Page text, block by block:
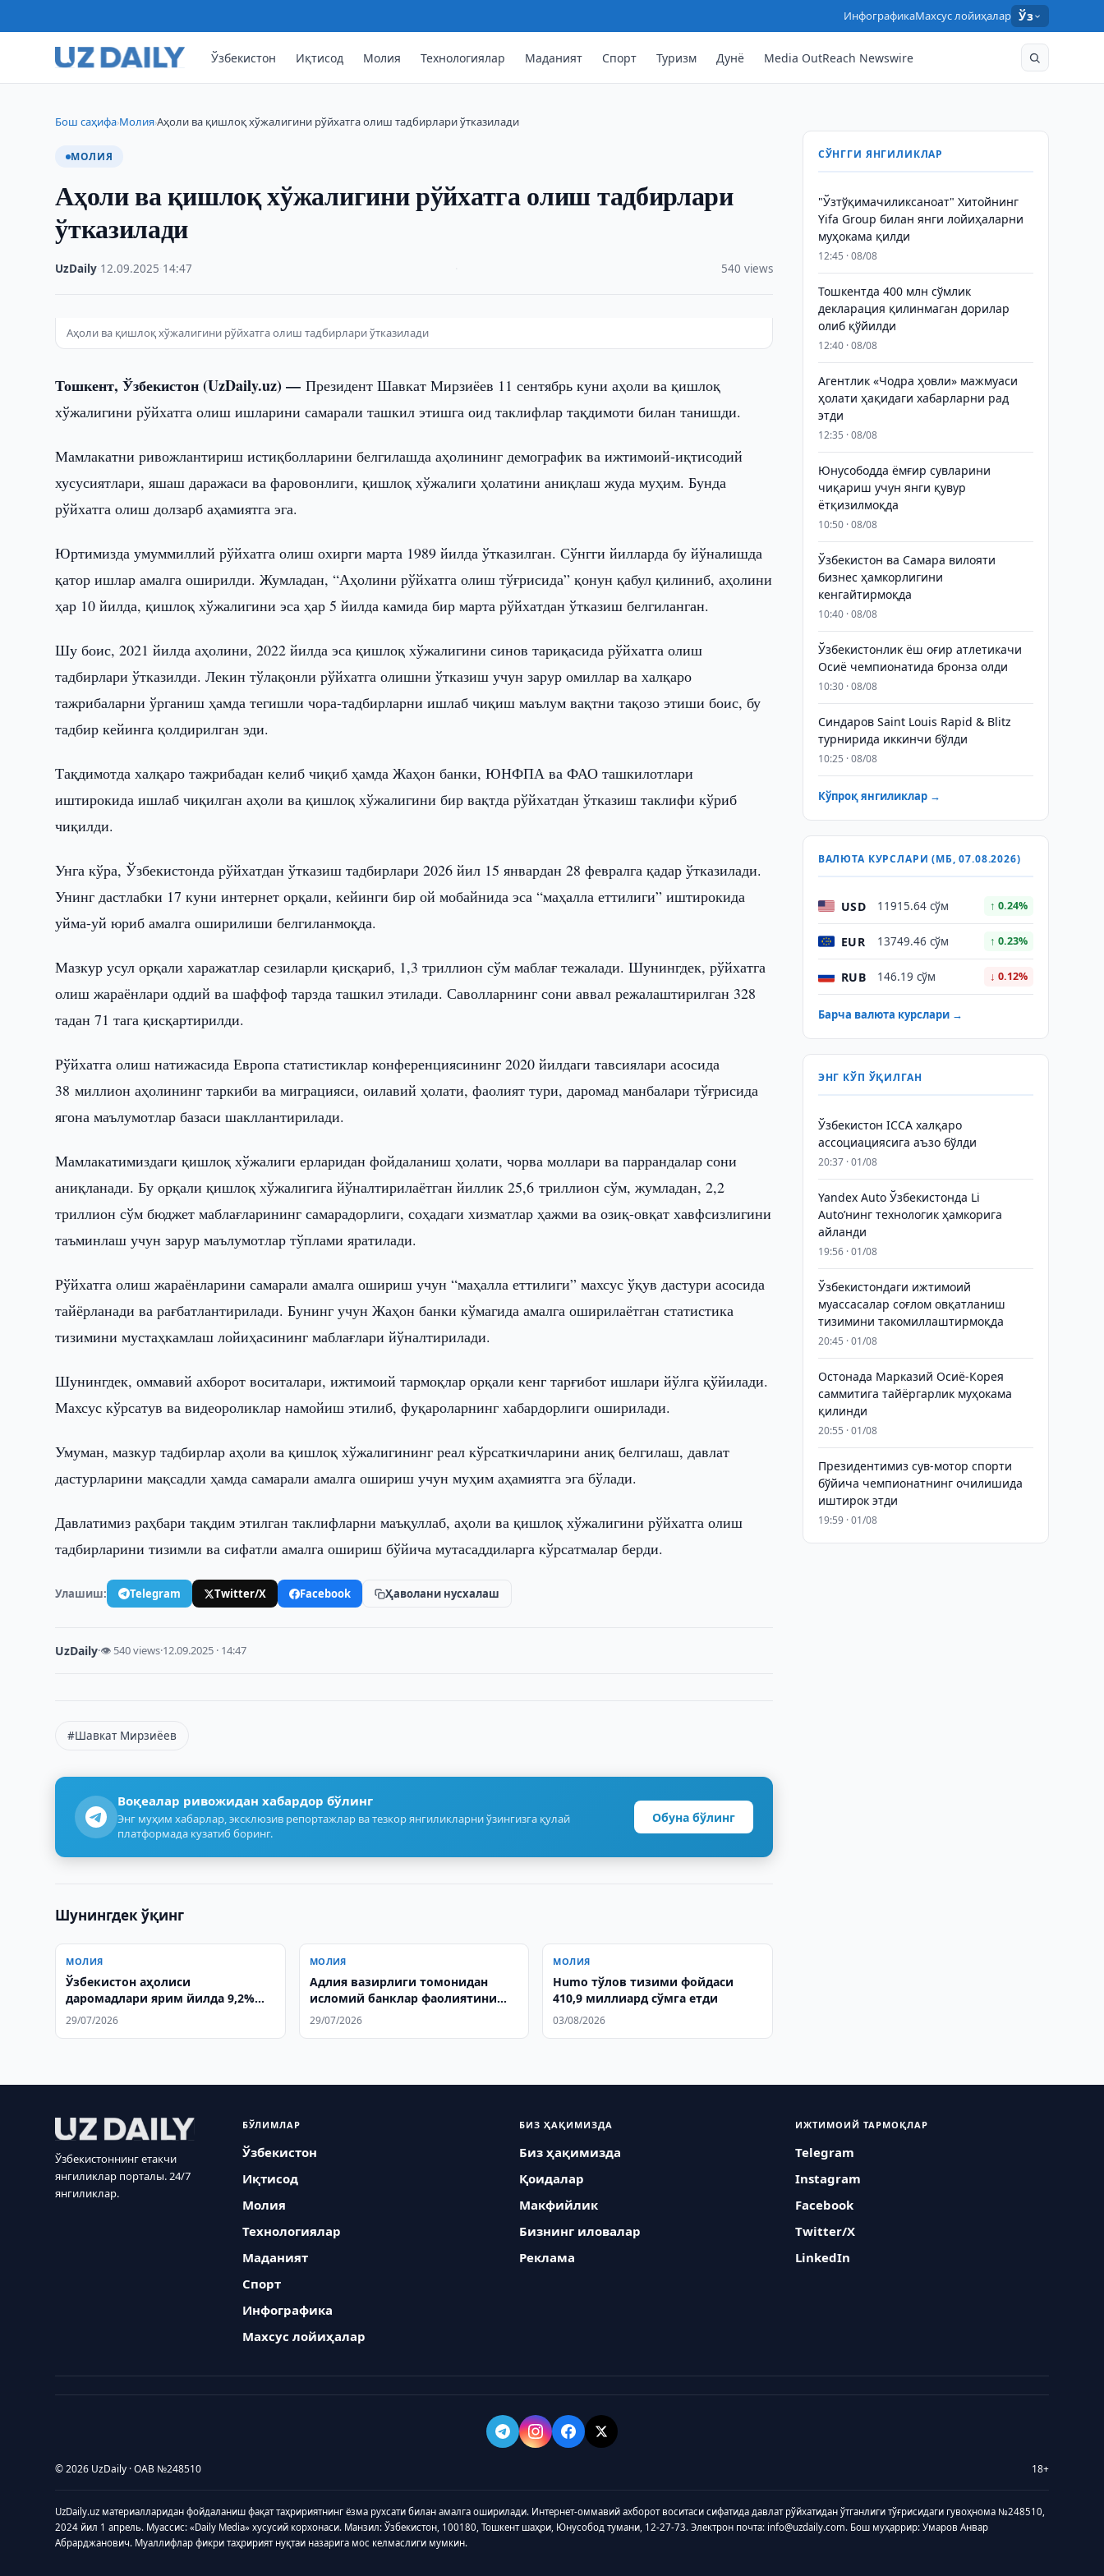
ИнфографикаМахсус лойиҳалар Ўз
Ўзбекистон Иқтисод Молия Технологиялар Маданият Спорт Туризм Дунё Media OutReach Newswire
Бош саҳифа›Молия›Аҳоли ва қишлоқ хўжалигини рўйхатга олиш тадбирлари ўтказилади
МОЛИЯ
Аҳоли ва қишлоқ хўжалигини рўйхатга олиш тадбирлари
ўтказилади
UzDaily 12.09.2025 14:47 540 views
Аҳоли ва қишлоқ хўжалигини рўйхатга олиш тадбирлари ўтказилади
Тошкент, Ўзбекистон (UzDaily.uz) —Президент Шавкат Мирзиёев 11 сентябрь куни аҳоли ва қишлоқ
хўжалигини рўйхатга олиш ишларини самарали ташкил этишга оид таклифлар тақдимоти билан танишди.
Мамлакатни ривожлантириш истиқболларини белгилашда аҳолининг демографик ва ижтимоий-иқтисодий
хусусиятлари, яшаш даражаси ва фаровонлиги, қишлоқ хўжалиги ҳолатини аниқлаш жуда муҳим. Бунда
рўйхатга олиш долзарб аҳамиятга эга.
Юртимизда умуммиллий рўйхатга олиш охирги марта 1989 йилда ўтказилган. Сўнгги йилларда бу йўналишда
қатор ишлар амалга оширилди. Жумладан, “Аҳолини рўйхатга олиш тўғрисида” қонун қабул қилиниб, аҳолини
ҳар 10 йилда, қишлоқ хўжалигини эса ҳар 5 йилда камида бир марта рўйхатдан ўтказиш белгиланган.
Шу боис, 2021 йилда аҳолини, 2022 йилда эса қишлоқ хўжалигини синов тариқасида рўйхатга олиш
тадбирлари ўтказилди. Лекин тўлақонли рўйхатга олишни ўтказиш учун зарур омиллар ва халқаро
тажрибаларни ўрганиш ҳамда тегишли чора-тадбирларни ишлаб чиқиш маълум вақтни тақозо этиши боис, бу
тадбир кейинга қолдирилган эди.
Тақдимотда халқаро тажрибадан келиб чиқиб ҳамда Жаҳон банки, ЮНФПА ва ФАО ташкилотлари
иштирокида ишлаб чиқилган аҳоли ва қишлоқ хўжалигини бир вақтда рўйхатдан ўтказиш таклифи кўриб
чиқилди.
Унга кўра, Ўзбекистонда рўйхатдан ўтказиш тадбирлари 2026 йил 15 январдан 28 февралга қадар ўтказилади.
Унинг дастлабки 17 куни интернет орқали, кейинги бир ой мобайнида эса “маҳалла еттилиги” иштирокида
уйма-уй юриб амалга оширилиши белгиланмоқда.
Мазкур усул орқали харажатлар сезиларли қисқариб, 1,3 триллион сўм маблағ тежалади. Шунингдек, рўйхатга
олиш жараёнлари оддий ва шаффоф тарзда ташкил этилади. Саволларнинг сони аввал режалаштирилган 328
тадан 71 тага қисқартирилди.
Рўйхатга олиш натижасида Европа статистиклар конференциясининг 2020 йилдаги тавсиялари асосида
38 миллион аҳолининг таркиби ва миграцияси, оилавий ҳолати, фаолият тури, даромад манбалари тўғрисида
ягона маълумотлар базаси шакллантирилади.
Мамлакатимиздаги қишлоқ хўжалиги ерларидан фойдаланиш ҳолати, чорва моллари ва паррандалар сони
аниқланади. Бу орқали қишлоқ хўжалигига йўналтирилаётган йиллик 25,6 триллион сўм, жумладан, 2,2
триллион сўм бюджет маблағларининг самарадорлиги, соҳадаги хизматлар ҳажми ва озиқ-овқат хавфсизлигини
таъминлаш учун зарур маълумотлар тўплами яратилади.
Рўйхатга олиш жараёнларини самарали амалга ошириш учун “маҳалла еттилиги” махсус ўқув дастури асосида
тайёрланади ва рағбатлантирилади. Бунинг учун Жаҳон банки кўмагида амалга оширилаётган статистика
тизимини мустаҳкамлаш лойиҳасининг маблағлари йўналтирилади.
Шунингдек, оммавий ахборот воситалари, ижтимоий тармоқлар орқали кенг тарғибот ишлари йўлга қўйилади.
Махсус кўрсатув ва видеороликлар намойиш этилиб, фуқароларнинг хабардорлиги оширилади.
Умуман, мазкур тадбирлар аҳоли ва қишлоқ хўжалигининг реал кўрсаткичларини аниқ белгилаш, давлат
дастурларини мақсадли ҳамда самарали амалга ошириш учун муҳим аҳамиятга эга бўлади.
Давлатимиз раҳбари тақдим этилган таклифларни маъқуллаб, аҳоли ва қишлоқ хўжалигини рўйхатга олиш
тадбирларини тизимли ва сифатли амалга ошириш бўйича мутасаддиларга кўрсатмалар берди.
Улашиш: Telegram Twitter/X Facebook Ҳаволани нусхалаш
UzDaily·👁 540 views·12.09.2025 · 14:47
#Шавкат Мирзиёев
Воқеалар ривожидан хабардор бўлинг
Энг муҳим хабарлар, эксклюзив репортажлар ва тезкор янгиликларни ўзингизга қулай
платформада кузатиб боринг.
Обуна бўлинг
Шунингдек ўқинг
МОЛИЯ
Ўзбекистон аҳолиси
даромадлари ярим йилда 9,2%
ошди
29/07/2026
МОЛИЯ
Адлия вазирлиги томонидан
исломий банклар фаолиятини
тартибга солувчи норматив-
29/07/2026
МОЛИЯ
Humo тўлов тизими фойдаси
410,9 миллиард сўмга етди
03/08/2026
СЎНГГИ ЯНГИЛИКЛАР
"Ўзтўқимачиликсаноат" Хитойнинг
Yifa Group билан янги лойиҳаларни
муҳокама қилди
12:45 · 08/08
Тошкентда 400 млн сўмлик
декларация қилинмаган дорилар
олиб қўйилди
12:40 · 08/08
Агентлик «Чодра ҳовли» мажмуаси
ҳолати ҳақидаги хабарларни рад
этди
12:35 · 08/08
Юнусободда ёмғир сувларини
чиқариш учун янги қувур
ётқизилмоқда
10:50 · 08/08
Ўзбекистон ва Самара вилояти
бизнес ҳамкорлигини
кенгайтирмоқда
10:40 · 08/08
Ўзбекистонлик ёш оғир атлетикачи
Осиё чемпионатида бронза олди
10:30 · 08/08
Синдаров Saint Louis Rapid & Blitz
турнирида иккинчи бўлди
10:25 · 08/08
Кўпроқ янгиликлар →
ВАЛЮТА КУРСЛАРИ (МБ, 07.08.2026)
USD 11915.64 сўм ↑ 0.24%
EUR 13749.46 сўм ↑ 0.23%
RUB 146.19 сўм ↓ 0.12%
Барча валюта курслари →
ЭНГ КЎП ЎҚИЛГАН
Ўзбекистон ICCA халқаро
ассоциациясига аъзо бўлди
20:37 · 01/08
Yandex Auto Ўзбекистонда Li
Auto’нинг технологик ҳамкорига
айланди
19:56 · 01/08
Ўзбекистондаги ижтимоий
муассасалар соғлом овқатланиш
тизимини такомиллаштирмоқда
20:45 · 01/08
Остонада Марказий Осиё-Корея
саммитига тайёргарлик муҳокама
қилинди
20:55 · 01/08
Президентимиз сув-мотор спорти
бўйича чемпионатнинг очилишида
иштирок этди
19:59 · 01/08
Ўзбекистоннинг етакчи
янгиликлар порталы. 24/7
янгиликлар.
БЎЛИМЛАР
Ўзбекистон
Иқтисод
Молия
Технологиялар
Маданият
Спорт
Инфографика
Махсус лойиҳалар
БИЗ ҲАҚИМИЗДА
Биз ҳақимизда
Қоидалар
Макфийлик
Бизнинг иловалар
Реклама
ИЖТИМОИЙ ТАРМОҚЛАР
Telegram
Instagram
Facebook
Twitter/X
LinkedIn
© 2026 UzDaily · ОАВ №248510 18+
UzDaily.uz материалларидан фойдаланиш фақат таҳририятнинг ёзма рухсати билан амалга оширилади. Интернет-оммавий ахборот воситаси сифатида давлат рўйхатидан ўтганлиги тўғрисидаги гувоҳнома №248510,
2024 йил 1 апрель. Муассис: «Daily Media» хусусий корхонаси. Манзил: Ўзбекистон, 100180, Тошкент шаҳри, Юнусобод тумани, 12-27-73. Электрон почта: info@uzdaily.com. Бош муҳаррир: Умаров Анвар
Абрарджанович. Муаллифлар фикри таҳририят нуқтаи назарига мос келмаслиги мумкин.